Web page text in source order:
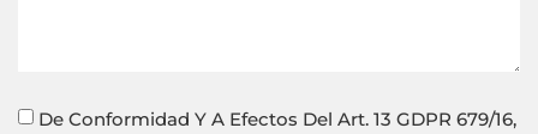
De Conformidad Y A Efectos Del Art. 13 GDPR 679/16,